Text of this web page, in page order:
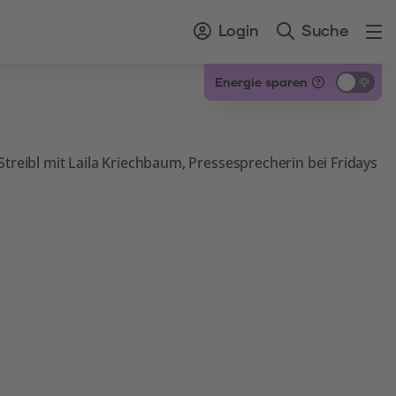
Login Suche
Energie sparen
mit Laila Kriechbaum, Pressesprecherin bei Fridays